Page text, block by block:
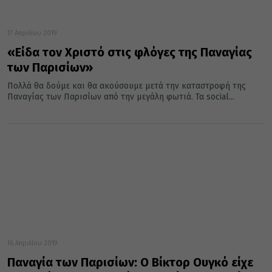
17 Απριλίου 2019
«Είδα τον Χριστό στις φλόγες της Παναγίας
των Παρισίων»
Πολλά θα δούμε και θα ακούσουμε μετά την καταστροφή της
Παναγίας των Παρισίων από την μεγάλη φωτιά. Τα social...
16 Απριλίου 2019
Παναγία των Παρισίων: Ο Βίκτορ Ουγκό είχε